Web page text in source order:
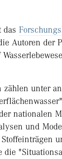
das
Autoren der
unter
nationalen
und